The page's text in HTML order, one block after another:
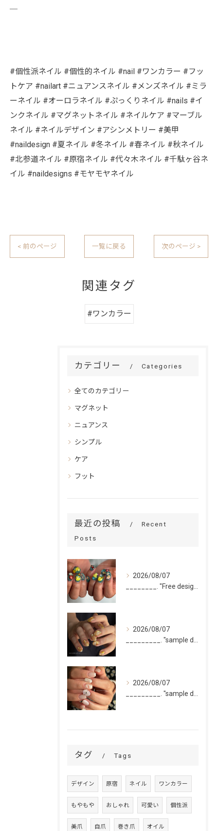
#個性派ネイル #個性的ネイル #nail #ワンカラー #フッ
トケア #nailart #ニュアンスネイル #メンズネイル #ミラ
ーネイル #オーロラネイル #ぷっくりネイル #nails #イ
ンクネイル #マグネットネイル #ネイルケア #マーブル
ネイル #ネイルデザイン #アシンメトリー #美甲
#naildesign #夏ネイル #冬ネイル #春ネイル #秋ネイル
#北参道ネイル #原宿ネイル #代々木ネイル #千駄ヶ谷ネ
イル #naildesigns #モヤモヤネイル
< 前のページ 一覧に戻る 次のページ >
関連タグ
#ワンカラー
カテゴリー Categories
全てのカテゴリー
マグネット
ニュアンス
シンプル
ケア
フット
最近の投稿
Recent
Posts
2026/08/07
2026/08/07
2026/08/07
タグ Tags
デザイン 原宿 ネイル ワンカラー
もやもや おしゃれ 可愛い 個性派
美爪 自爪 巻き爪 オイル